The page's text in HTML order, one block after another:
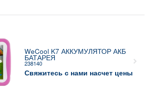
WeCool K7 АККУМУЛЯТОР АКБ
БАТАРЕЯ
238140
Свяжитесь с нами насчет цены